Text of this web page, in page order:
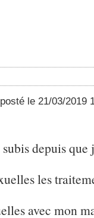
le 21/03/2019
depuis
les
avec mon